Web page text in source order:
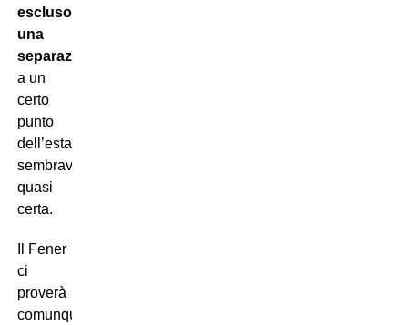
escluso
una
separazione
a un
certo
punto
dell’estate,
sembrava
quasi
certa.
Il Fener
ci
proverà
comunque,